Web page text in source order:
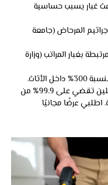
عث غبار يسبب حساسية
10 أضعاف جراثيم المرحاض (جامعة
بغبار المراتب (وزارة
الأثاث.
شركة تنظيف كنب الكويت الترا كلين تقضي على 99.9% من
اطلبي عرضًا مجانيًا